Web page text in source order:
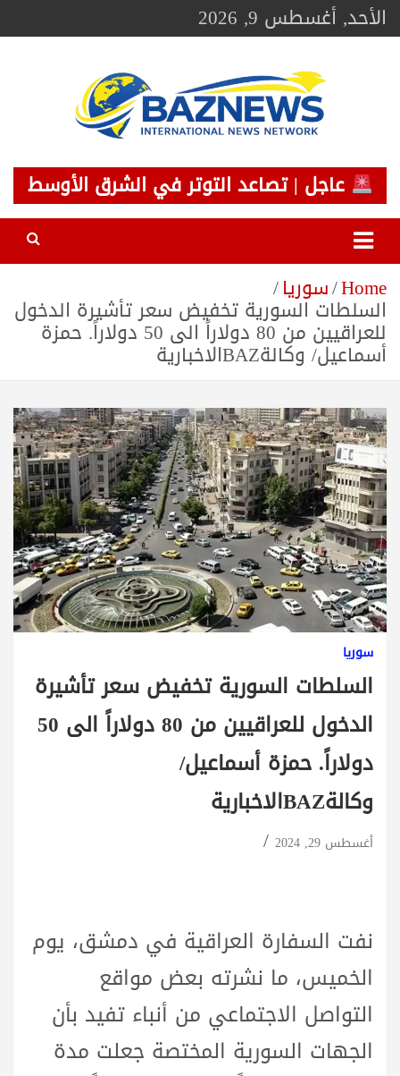
Skip
toالأحد, أغسطس 9, 2026
BAZNEWS
شبكة باز الإخبارية
عاجل | تصاعد التوتر في الشرق الأوسط
Home سوريا
السلطات السورية تخفيض سعر تأشيرة الدخول
للعراقيين من 80 دولاراً الى 50 دولاراً. حمزة
أسماعيل/ وكالةBAZالاخبارية
سوريا
السلطات السورية تخفيض سعر تأشيرة
الدخول للعراقيين من 80 دولاراً الى 50
دولاراً. حمزة أسماعيل/
وكالةBAZالاخبارية
أغسطس 29, 2024
نفت السفارة العراقية في دمشق، يوم
الخميس، ما نشرته بعض مواقع
التواصل الاجتماعي من أنباء تفيد بأن
الجهات السورية المختصة جعلت مدة